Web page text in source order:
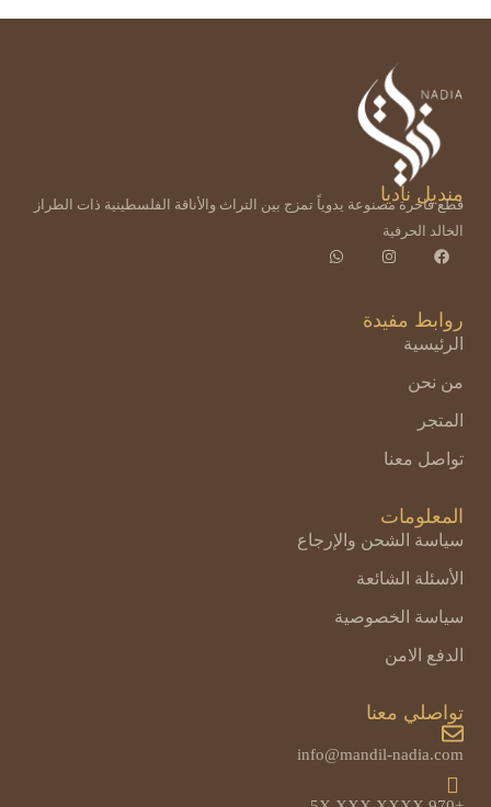
منديل ناديا
قطع فاخرة مصنوعة يدوياً تمزج بين التراث والأناقة الفلسطينية ذات الطراز
الخالد الحرفية
روابط مفيدة
الرئيسية
من نحن
المتجر
تواصل معنا
المعلومات
سياسة الشحن والإرجاع
الأسئلة الشائعة
سياسة الخصوصية
الدفع الامن
تواصلي معنا
info@mandil-nadia.com